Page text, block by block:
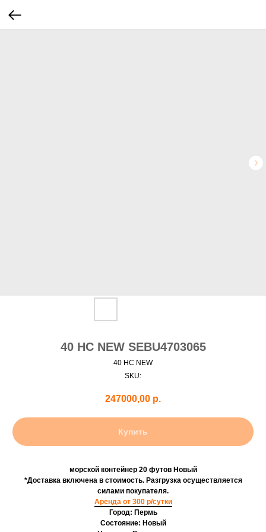
40 HC NEW SEBU4703065
40 HC NEW
SKU:
247000,00 р.
Купить
морской контейнер 20 футов Новый
*Доставка включена в стоимость. Разгрузка осуществляется
силами покупателя.
Аренда от 300 р/сутки
Город: Пермь
Состояние: Новый